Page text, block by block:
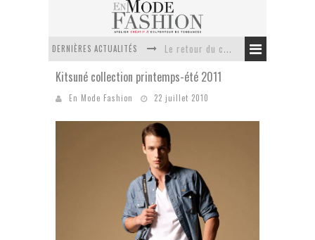
DERNIÈRES ACTUALITÉS
Le retour du cachemire version casual
Week-end spa en automne : quel maillot de bain choisir ?
Kitsuné collection printemps-été 2011
En Mode Fashion 22 juillet 2010